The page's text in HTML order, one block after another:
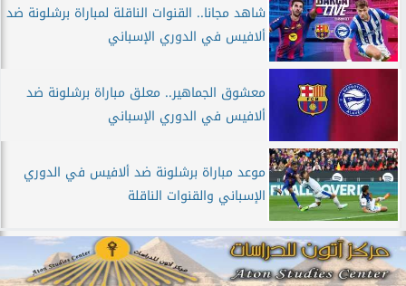
شاهد مجانا.. القنوات الناقلة لمباراة برشلونة ضد
ألافيس في الدوري الإسباني
معشوق الجماهير.. معلق مباراة برشلونة ضد
ألافيس في الدوري الإسباني
موعد مباراة برشلونة ضد ألافيس في الدوري
الإسباني والقنوات الناقلة